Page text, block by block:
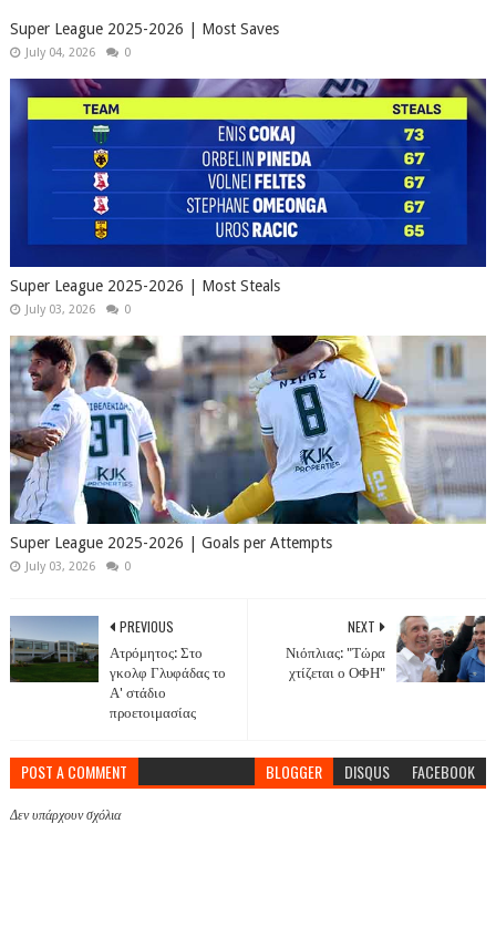
Super League 2025-2026 | Most Saves
July 04, 2026 0
Super League 2025-2026 | Most Steals
July 03, 2026 0
Super League 2025-2026 | Goals per Attempts
July 03, 2026 0
NEXT
Νιόπλιας: "Τώρα
χτίζεται ο ΟΦΗ"
PREVIOUS
Ατρόμητος: Στο
γκολφ Γλυφάδας το
Α' στάδιο
προετοιμασίας
POST A COMMENT BLOGGER DISQUS FACEBOOK
Δεν υπάρχουν σχόλια